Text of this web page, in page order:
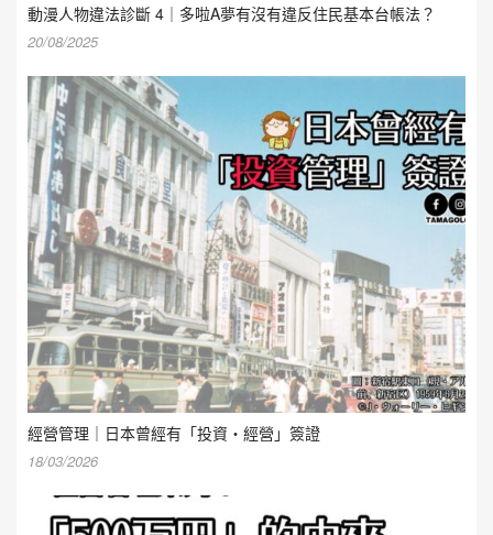
動漫人物違法診斷 4｜多啦A夢有沒有違反住民基本台帳法？
20/08/2025
經營管理｜日本曾經有「投資・經營」簽證
18/03/2026